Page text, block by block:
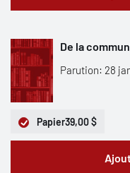
De la
Parution: 28
Papier39,00 $